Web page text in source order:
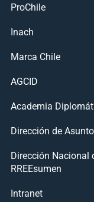
ProChile
Inach
Marca Chile
AGCID
Academia
Dirección de
Dirección Nacional
RREEsumen
Intranet